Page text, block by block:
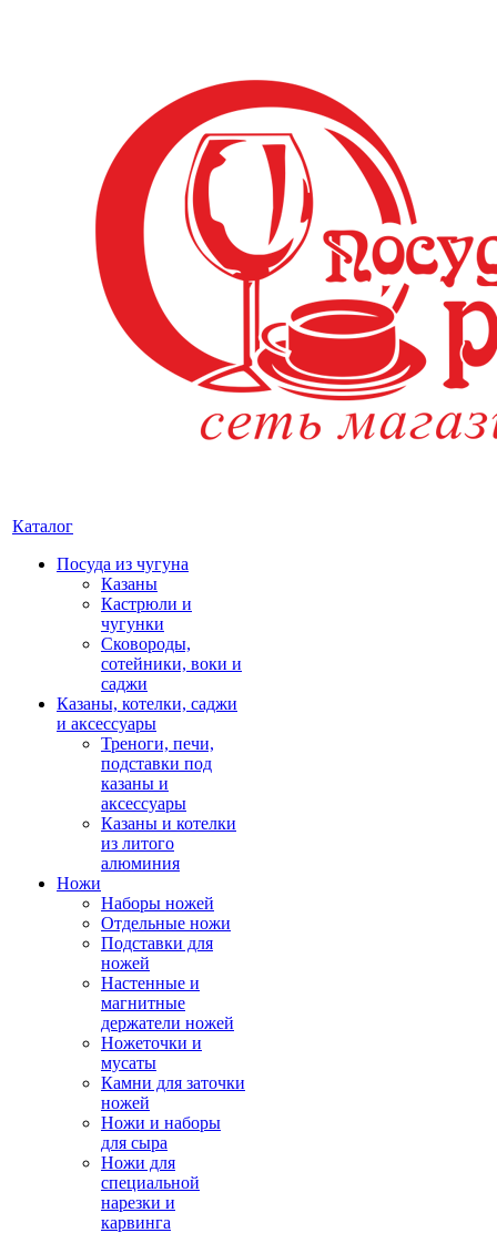
Каталог
Посуда из чугуна
Казаны
Кастрюли и
чугунки
Сковороды,
сотейники, воки и
саджи
Казаны, котелки, саджи
и аксессуары
Треноги, печи,
подставки под
казаны и
аксессуары
Казаны и котелки
из литого
алюминия
Ножи
Наборы ножей
Отдельные ножи
Подставки для
ножей
Настенные и
магнитные
держатели ножей
Ножеточки и
мусаты
Камни для заточки
ножей
Ножи и наборы
для сыра
Ножи для
специальной
нарезки и
карвинга